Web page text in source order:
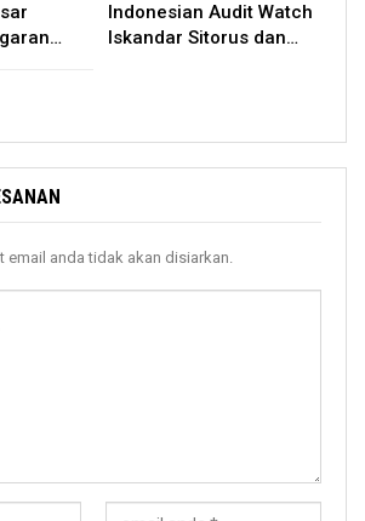
Indonesian Audit Watch
Iskandar Sitorus dan…
email anda tidak akan disiarkan.